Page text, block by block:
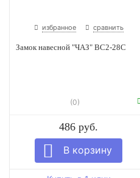
избранное сравнить
Замок навесной "ЧАЗ" ВС2-28С
(0)
486 руб.